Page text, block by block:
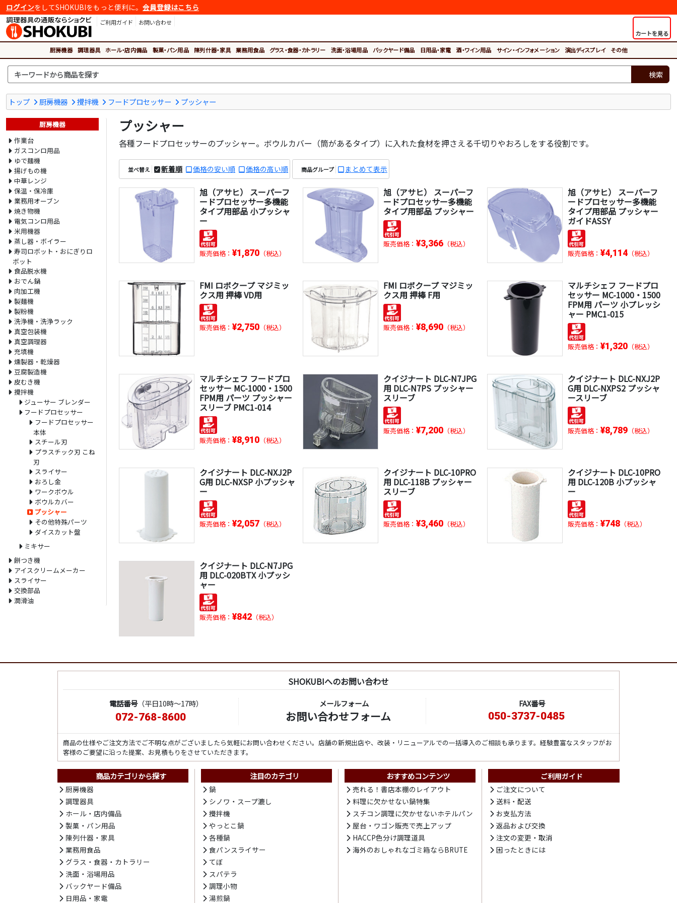
ログインをしてSHOKUBIをもっと便利に。 会員登録はこちら
ご利用ガイド
お問い合わせ
カートを見る
厨房機器 調理器具 ホール・店内備品 製菓・パン用品 陳列什器・家具 業務用食品 グラス・食器・カトラリー 洗面・浴場用品 バックヤード備品 日用品・家電 酒・ワイン用品 サイン・インフォメーション 演出ディスプレイ その他
検索
トップ 厨房機器 攪拌機 フードプロセッサー プッシャー
プッシャー
各種フードプロセッサーのプッシャー。ボウルカバー（筒があるタイプ）に入れた食材を押さえる千切りやおろしをする役割です。
並べ替え 新着順 価格の安い順 価格の高い順 商品グループ まとめて表示
旭（アサヒ） スーパーフ
ードプロセッサー多機能
タイプ用部品 小プッシャ
ー
販売価格： ¥1,870 （税込）
旭（アサヒ） スーパーフ
ードプロセッサー多機能
タイプ用部品 プッシャー
販売価格：¥3,366 （税込）
旭（アサヒ） スーパーフ
ードプロセッサー多機能
タイプ用部品 プッシャー
ガイドASSY
販売価格： ¥4,114（税込）
FMI ロボクープ マジミッ
クス用 押棒 VD用
販売価格： ¥2,750 （税込）
FMI ロボクープ マジミッ
クス用 押棒 F用
販売価格：¥8,690 （税込）
マルチシェフ フードプロ
セッサー MC-1000・1500
FPM用 パーツ 小プレッシ
ャー PMC1-015
販売価格： ¥1,320（税込）
マルチシェフ フードプロ
セッサー MC-1000・1500
FPM用 パーツ プッシャー
スリーブ PMC1-014
販売価格： ¥8,910 （税込）
クイジナート DLC-N7JPG
用 DLC-N7PS プッシャー
スリーブ
販売価格：¥7,200 （税込）
クイジナート DLC-NXJ2P
G用 DLC-NXPS2 プッシャ
ースリーブ
販売価格： ¥8,789（税込）
クイジナート DLC-NXJ2P
G用 DLC-NXSP 小プッシャ
ー
販売価格： ¥2,057 （税込）
クイジナート DLC-10PRO
用 DLC-118B プッシャー
スリーブ
販売価格：¥3,460 （税込）
クイジナート DLC-10PRO
用 DLC-120B 小プッシャ
ー
販売価格： ¥748（税込）
クイジナート DLC-N7JPG
用 DLC-020BTX 小プッシ
ャー
販売価格： ¥842 （税込）
厨房機器
作業台
ガスコンロ用品
ゆで麺機
揚げもの機
中華レンジ
保温・保冷庫
業務用オーブン
焼き物機
電気コンロ用品
米用機器
蒸し器・ボイラー
寿司ロボット・おにぎりロ
ボット
食品脱水機
おでん鍋
肉加工機
製麺機
製粉機
洗浄機・洗浄ラック
真空包装機
真空調理器
充填機
燻製器・乾燥器
豆腐製造機
皮むき機
攪拌機
ジューサー ブレンダー
フードプロセッサー
フードプロセッサー
本体
スチール刃
プラスチック刃 こね
刃
スライサー
おろし金
ワークボウル
ボウルカバー
プッシャー
その他特殊パーツ
ダイスカット盤
ミキサー
餅つき機
アイスクリームメーカー
スライサー
交換部品
潤滑油
SHOKUBIへのお問い合わせ
電話番号（平日10時～17時）
072-768-8600
メールフォーム
お問い合わせフォーム
FAX番号
050-3737-0485
商品の仕様やご注文方法でご不明な点がございましたら気軽にお問い合わせください。店舗の新規出店や、改装・リニューアルでの一括導入のご相談も承ります。経験豊富なスタッフがお
客様のご要望に沿った提案、お見積もりをさせていただきます。
商品カテゴリから探す
厨房機器
調理器具
ホール・店内備品
製菓・パン用品
陳列什器・家具
業務用食品
グラス・食器・カトラリー
洗面・浴場用品
バックヤード備品
日用品・家電
注目のカテゴリ
鍋
シノワ・スープ漉し
攪拌機
やっとこ鍋
各種鍋
食パンスライサー
てぼ
スパテラ
調理小物
湯煎鍋
おすすめコンテンツ
売れる！書店本棚のレイアウト
料理に欠かせない鍋特集
スチコン調理に欠かせないホテルパン
屋台・ワゴン販売で売上アップ
HACCP色分け調理道具
海外のおしゃれなゴミ箱ならBRUTE
ご利用ガイド
ご注文について
送料・配送
お支払方法
返品および交換
注文の変更・取消
困ったときには